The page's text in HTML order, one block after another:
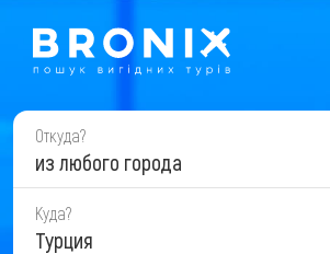
Откуда?
из любого города
Куда?
Турция